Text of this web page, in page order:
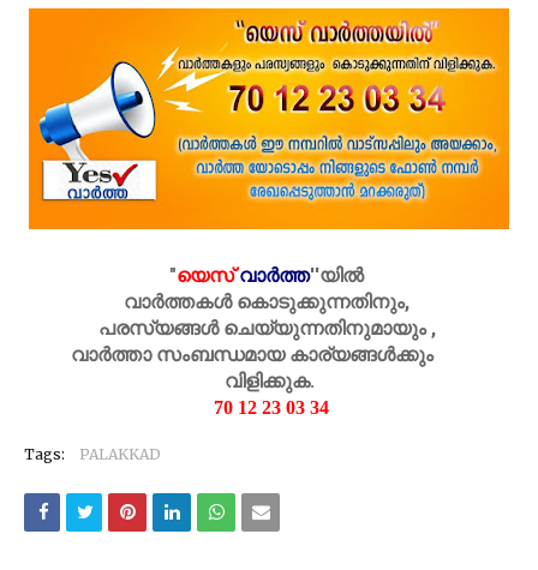
"യെസ് വാർത്ത''യിൽ
വാർത്തകൾ കൊടുക്കുന്നതിനും,
പരസ്യങ്ങൾ ചെയ്യുന്നതിനുമായും ,
വാർത്താ സംബന്ധമായ കാര്യങ്ങൾക്കും
വിളിക്കുക.
70 12 23 03 34
Tags: PALAKKAD